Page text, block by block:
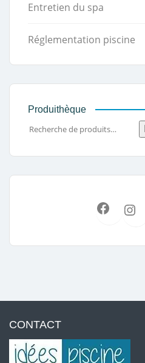
Entretien du spa
Réglementation piscine
Produithèque
CONTACT